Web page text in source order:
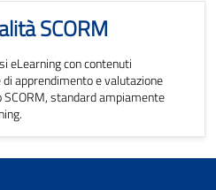
SCORM
eLearning con contenuti
apprendimento e valutazione
standard ampiamente